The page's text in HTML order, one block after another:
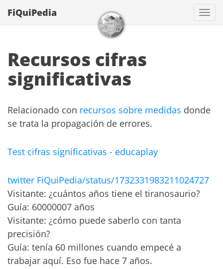
FiQuiPedia
Recursos cifras
significativas
Relacionado con recursos sobre medidas donde
se trata la propagación de errores.
Test cifras significativas - educaplay
twitter FiQuiPedia/status/1732331983211024727
Visitante: ¿cuántos años tiene el tiranosaurio?
Guía: 60000007 años
Visitante: ¿cómo puede saberlo con tanta
precisión?
Guía: tenía 60 millones cuando empecé a
trabajar aquí. Eso fue hace 7 años.